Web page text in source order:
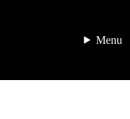
Menu